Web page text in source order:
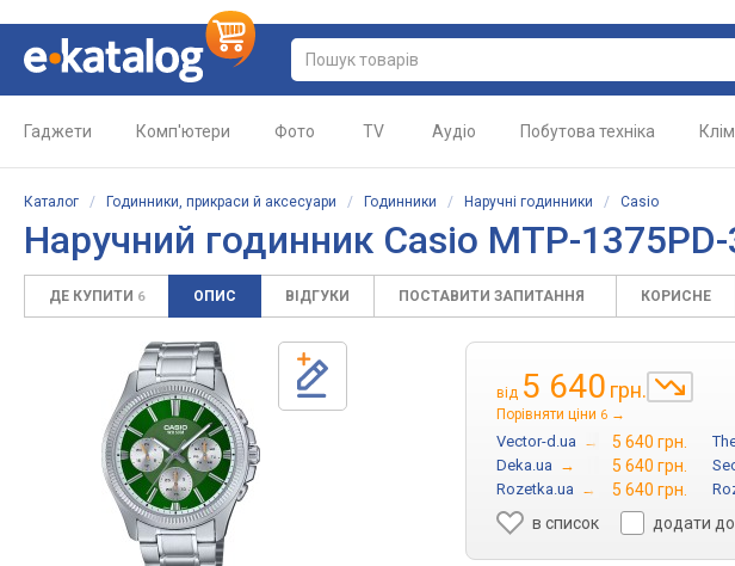
Гаджети Комп'ютери Фото TV Аудіо Побутова техніка
Каталог / Годинники, прикраси й аксесуари / Годинники / Наручні годинники / Casio
Наручний годинник Casio MTP-
ДЕ КУПИТИ 6 ОПИС ВІДГУКИ ПОСТАВИТИ ЗАПИТАННЯ КОРИСНЕ
від 5 640 грн.
Порівняти ціни 6 →
Vector-d.ua → 5 640 грн.
Deka.ua → 5 640 грн.
Rozetka.ua → 5 640 грн.
в список
додати